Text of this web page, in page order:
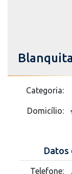
Categoria:
Domicílio:
Datos
Telefone: